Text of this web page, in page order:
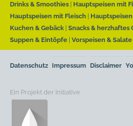
Drinks & Smoothies
Hauptspeisen mit
Hauptspeisen mit Fleisch
Kuchen & Gebäck Snacks & herzhaftes
Suppen & Eintöpfe Vorspeisen & Salate
Datenschutz Impressum Disclaimer
Ein Projekt der Initiative